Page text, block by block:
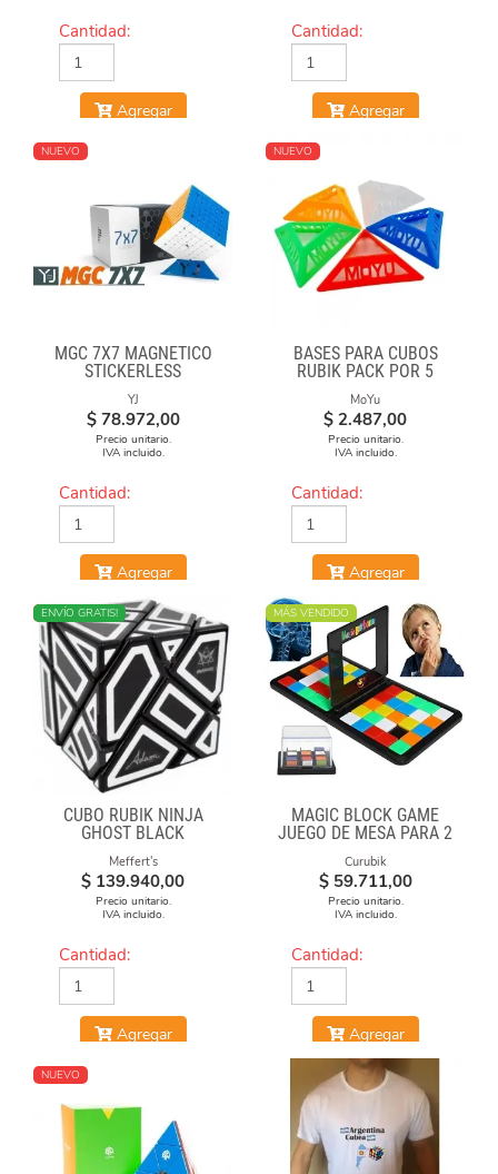
Cantidad:
Agregar
Cantidad:
Agregar
NUEVO
MGC 7X7 MAGNÉTICO
STICKERLESS
YJ
$ 78.972,00
Precio unitario.
IVA incluido.
Cantidad:
Agregar
NUEVO
BASES PARA CUBOS
RUBIK PACK POR 5
UNIDADES
MoYu
$ 2.487,00
Precio unitario.
IVA incluido.
Cantidad:
Agregar
NUEVO
ENVÍO GRATIS!
CUBO RUBIK NINJA
GHOST BLACK
Meffert's
$ 139.940,00
Precio unitario.
IVA incluido.
Cantidad:
Agregar
MÁS VENDIDO
MAGIC BLOCK GAME
JUEGO DE MESA PARA 2
Curubik
$ 59.711,00
Precio unitario.
IVA incluido.
Cantidad:
Agregar
NUEVO